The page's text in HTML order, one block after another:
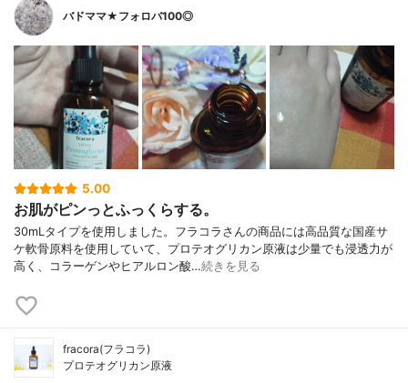
バドママ★フォロバ100◎
5.00
お肌がピンっとふっくらする。
30mLタイプを使用しました。フラコラさんの商品には高品質な国産サ
ケ軟骨原料を使用していて、プロテオグリカン原液は少量でも浸透力が
高く、コラーゲンやヒアルロン酸…続きを見る
fracora(フラコラ)
プロテオグリカン原液